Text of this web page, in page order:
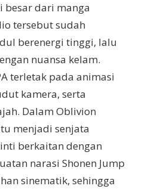
besar dari manga
tersebut sudah
berenergi tinggi, lalu
nuansa kelam.
terletak pada animasi
kamera, serta
Dalam Oblivion
menjadi senjata
berkaitan dengan
narasi Shonen Jump
sinematik, sehingga